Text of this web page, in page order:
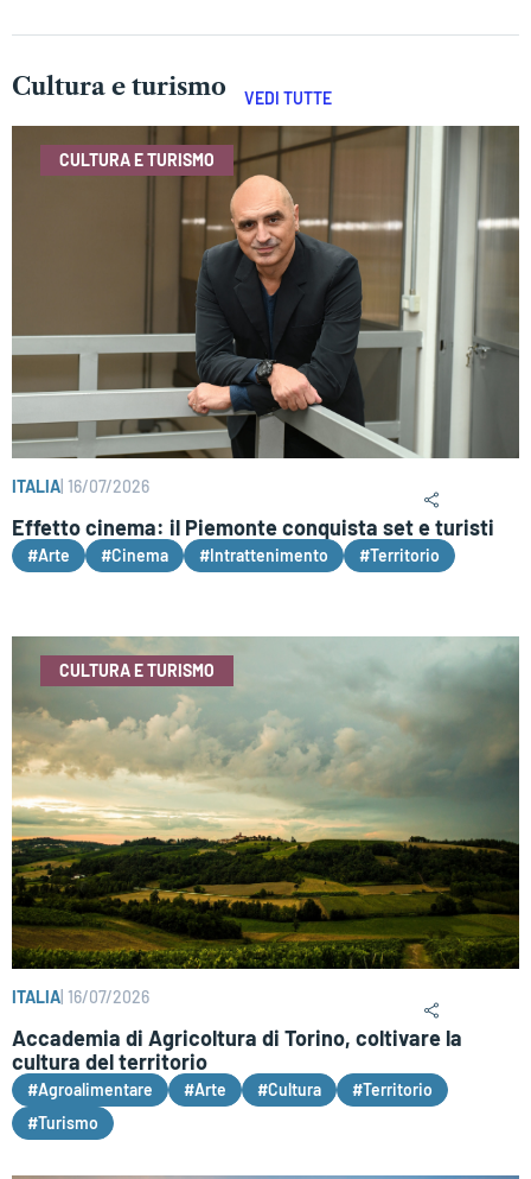
Cultura e turismo VEDI TUTTE
CULTURA E TURISMO
ITALIA 16/07/2026
Effetto cinema: il Piemonte conquista set e turisti
#Arte #Cinema #Intrattenimento #Territorio
CULTURA E TURISMO
ITALIA 16/07/2026
Accademia di Agricoltura di Torino, coltivare la
cultura del territorio
#Agroalimentare #Arte #Cultura
#Territorio
#Turismo